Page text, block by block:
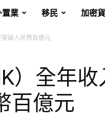
置業 移民 加密
破人民幣百億元
）全年收
百億元